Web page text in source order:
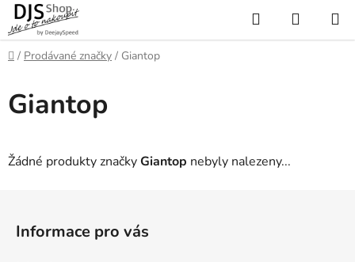
Přejít
na
obsah
Hledat
KOŠÍK
Domů
/ Prodávané značky / Giantop
Giantop
Žádné produkty značkyGiantop nebyly nalezeny...
Informace pro vás